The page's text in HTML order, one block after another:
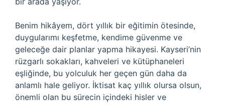
Benim hikâyem, dört yıllık bir eğitimin ötesinde,
duygularımı keşfetme, kendime güvenme ve
geleceğe dair planlar yapma hikayesi. Kayseri’nin
rüzgarlı sokakları, kahveleri ve kütüphaneleri
eşliğinde, bu yolculuk her geçen gün daha da
anlamlı hale geliyor. İktisat kaç yıllık olursa olsun,
önemli olan bu sürecin içindeki hisler ve